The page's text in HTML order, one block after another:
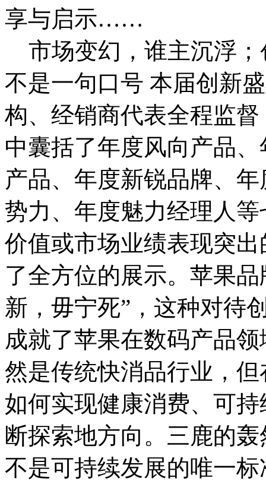
享与启示……
市场变幻，谁主沉浮；
不是一句口号 本届创新
构、经销商代表全程监
中囊括了年度风向产品
产品、年度新锐品牌、
势力、年度魅力经理人
价值或市场业绩表现突
了全方位的展示。苹果
新，毋宁死”，这种对待
成就了苹果在数码产品
然是传统快消品行业，
如何实现健康消费、可
断探索地方向。三鹿的
不是可持续发展的唯一